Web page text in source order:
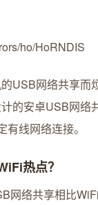
ho/HoRNDIS
USB网络共享而
的安卓USB网络
线网络连接。
热点？
网络共享相比